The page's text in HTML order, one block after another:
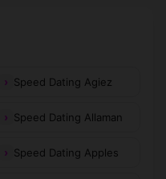
Speed Dating Agiez
Speed Dating Allaman
Speed Dating Apples